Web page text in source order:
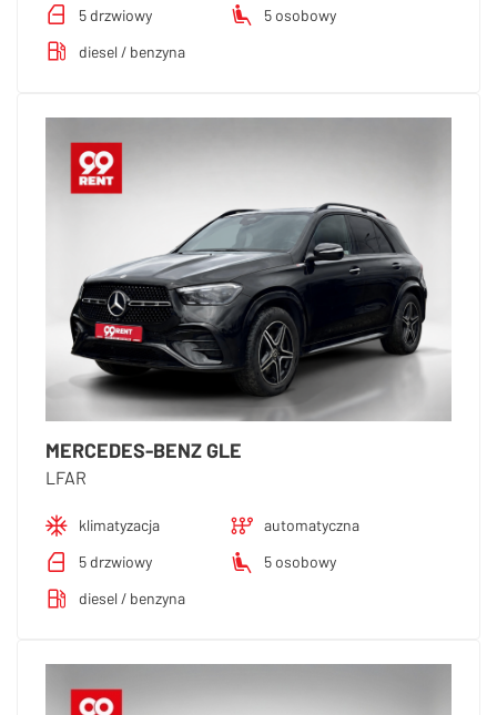
5 drzwiowy
5 osobowy
diesel / benzyna
MERCEDES-BENZ GLE
LFAR
klimatyzacja
automatyczna
5 drzwiowy
5 osobowy
diesel / benzyna